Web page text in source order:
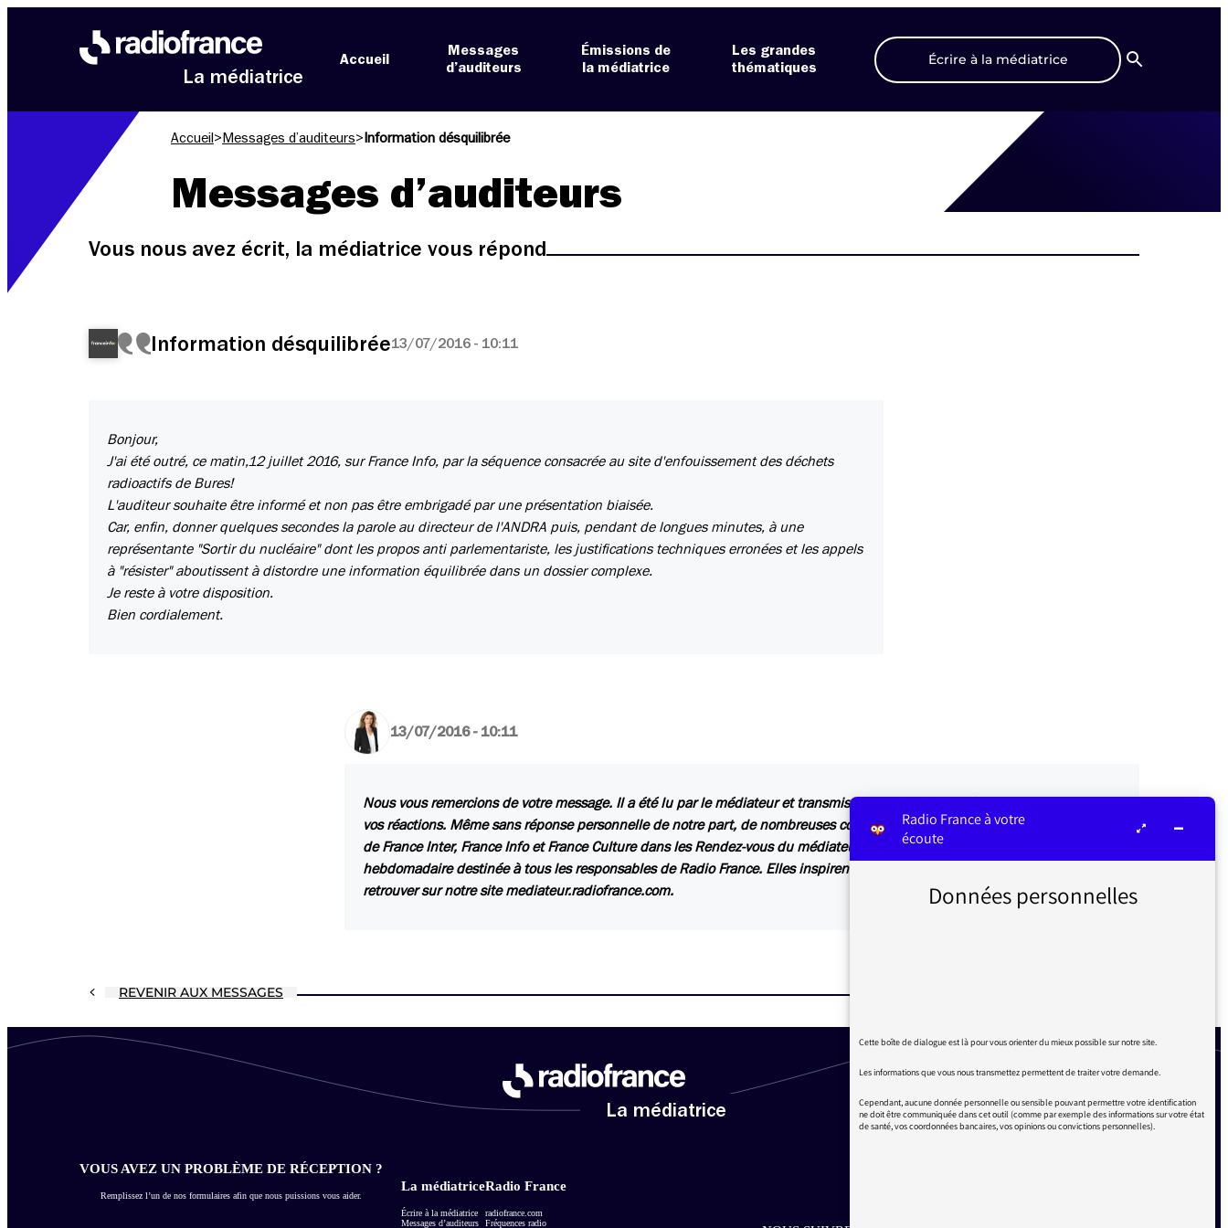
La médiatrice
Accueil
Messages
d’auditeurs
Émissions de
la médiatrice
Les grandes
thématiques
Écrire à la médiatrice
Recherche
Accueil > Messages d’auditeurs> Information désquilibrée
Messages d’auditeurs
Vous nous avez écrit, la médiatrice vous répond
Information désquilibrée13/07/2016 - 10:11
Bonjour,
J'ai été outré, ce matin,12 juillet 2016, sur France Info, par la séquence consacrée au site d'enfouissement des déchets
radioactifs de Bures!
L'auditeur souhaite être informé et non pas être embrigadé par une présentation biaisée.
Car, enfin, donner quelques secondes la parole au directeur de l'ANDRA puis, pendant de longues minutes, à une
représentante "Sortir du nucléaire" dont les propos anti parlementariste, les justifications techniques erronées et les appels
à "résister" aboutissent à distordre une information équilibrée dans un dossier complexe.
Je reste à votre disposition.
Bien cordialement.
13/07/2016 - 10:11
Nous vous remercions de votre message. Il a été lu par le médiateur et transmis au service concerné par vos questions ou
vos réactions. Même sans réponse personnelle de notre part, de nombreuses contributions sont relayées sur les antennes
de France Inter, France Info et France Culture dans les Rendez-vous du médiateur ou dans Les infos du médiateur, lettre
hebdomadaire destinée à tous les responsables de Radio France. Elles inspirent également des articles explicatifs à
retrouver sur notre site mediateur.radiofrance.com.
REVENIR AUX MESSAGES
La médiatrice
VOUS AVEZ UN PROBLÈME DE RÉCEPTION ?
Remplissez l’un de nos formulaires afin que nous puissions vous aider.
La médiatrice
Écrire à la médiatrice
Messages d’auditeurs
Radio France
radiofrance.com
Fréquences radio
Radio France à votre
écoute
Données personnelles
Cette boîte de dialogue est là pour vous orienter du mieux possible sur notre site.
Les informations que vous nous transmettez permettent de traiter votre demande.
Cependant, aucune donnée personnelle ou sensible pouvant permettre votre identification
ne doit être communiquée dans cet outil (comme par exemple des informations sur votre état
de santé, vos coordonnées bancaires, vos opinions ou convictions personnelles).